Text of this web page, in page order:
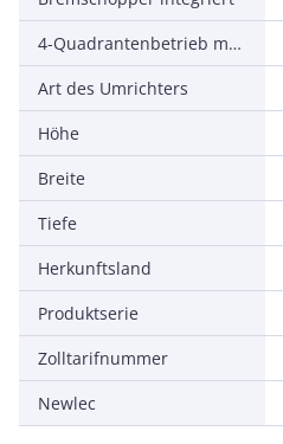
4-Quadrantenbetrieb möglich
Art des Umrichters
Höhe
Breite
Tiefe
Herkunftsland
Produktserie
Zolltarifnummer
Newlec